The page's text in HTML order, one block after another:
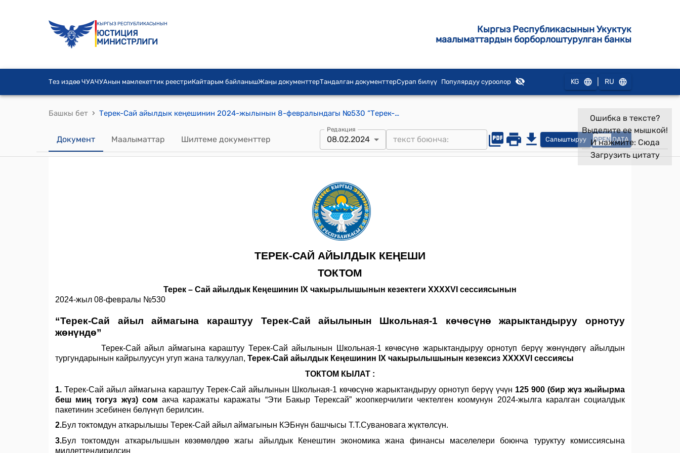
КЫРГЫЗ РЕСПУБЛИКАСЫНЫН
ЮСТИЦИЯ
МИНИСТРЛИГИ
Кыргыз Республикасынын Укуктук
маалыматтардын борборлоштурулган банкы
Тез издөө ЧУАЧУАнын мамлекеттик реестриКайтарым байланышЖаңы документтерТандалган документтерСурап билүү Популярдуу суроолор KG RU
Башкы бет › Терек-Сай айылдык кеңешинин 2024-жылынын 8-февралындагы №530 “Терек-Сай айыл аймагына караштуу Терек-Сай айылынын Школьная-1 көчөсүнө жарыктандыруу орнотуу жөнүндө” токтому
Документ Маалыматтар Шилтеме документтер
Редакция
08.02.2024 Салыштыруу OPEN DATA
Ошибка в тексте?
Выделите ее мышкой!
И нажмите: Сюда
Загрузить цитату